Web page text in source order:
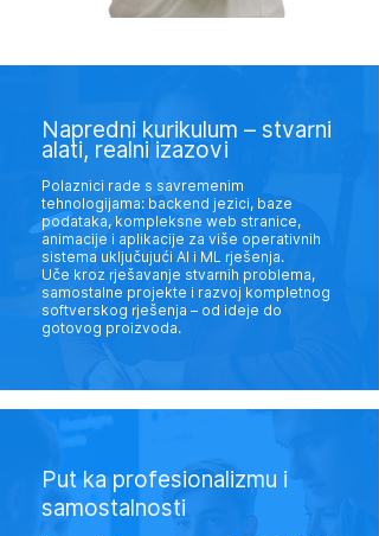
Napredni kurikulum – stvarni
alati, realni izazovi
Polaznici rade s savremenim
tehnologijama: backend jezici, baze
podataka, kompleksne web stranice,
animacije i aplikacije za više operativnih
sistema uključujući AI i ML rješenja.
Uče kroz rješavanje stvarnih problema,
samostalne projekte i razvoj kompletnog
softverskog rješenja – od ideje do
gotovog proizvoda.
Put ka profesionalizmu i
samostalnosti